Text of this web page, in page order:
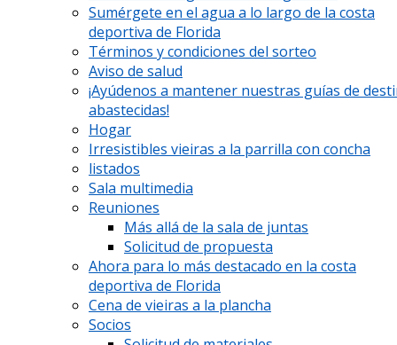
Sumérgete en el agua a lo largo de la costa
deportiva de Florida
Términos y condiciones del sorteo
Aviso de salud
¡Ayúdenos a mantener nuestras guías de
abastecidas!
Hogar
Irresistibles vieiras a la parrilla con concha
listados
Sala multimedia
Reuniones
Más allá de la sala de juntas
Solicitud de propuesta
Ahora para lo más destacado en la costa
deportiva de Florida
Cena de vieiras a la plancha
Socios